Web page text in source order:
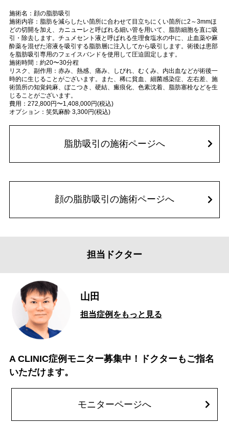
施術名：顔の脂肪吸引
施術内容：脂肪を減らしたい箇所に合わせて目立ちにくい箇所に2～3mmほ
どの切開を加え、カニューレと呼ばれる細い管を用いて、脂肪細胞を直に吸
引・除去します。チュメセント液と呼ばれる生理食塩水の中に、止血薬や麻
酔薬を混ぜた溶液を吸引する脂肪層に注入してから吸引します。術後は患部
を脂肪吸引専用のフェイスバンドを使用して圧迫固定します。
施術時間：約20〜30分程
リスク、副作用：赤み、熱感、痛み、しびれ、むくみ、内出血などが術後一
時的に生じることがございます。また、稀に貧血、細菌感染症、左右差、施
術箇所の知覚鈍麻、ぼこつき、硬結、瘢痕化、色素沈着、脂肪塞栓などを生
じることがございます。
費用：272,800円〜1,408,000円(税込)
オプション：笑気麻酔 3,300円(税込)
脂肪吸引の施術ページへ
顔の脂肪吸引の施術ページへ
担当ドクター
山田
担当症例をもっと見る
A CLINIC症例モニター募集中！ドクターもご指名
いただけます。
モニターページへ